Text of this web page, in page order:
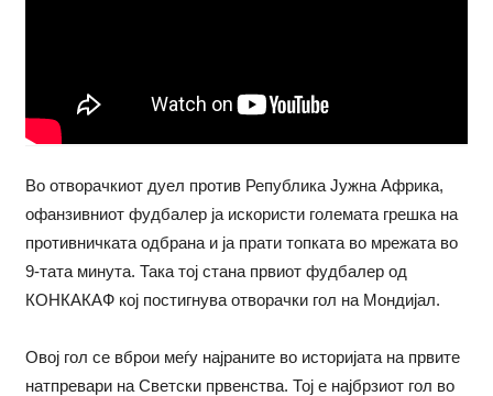
Во отворачкиот дуел против Република Јужна Африка,
офанзивниот фудбалер ја искористи големата грешка на
противничката одбрана и ја прати топката во мрежата во
9-тата минута. Така тој стана првиот фудбалер од
КОНКАКАФ кој постигнува отворачки гол на Мондијал.
Овој гол се вброи меѓу најраните во историјата на првите
натпревари на Светски првенства. Тој е најбрзиот гол во